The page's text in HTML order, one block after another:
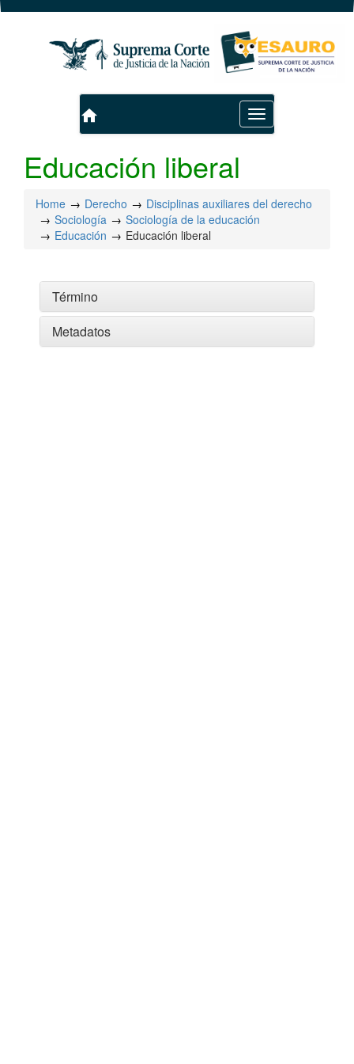
Toggle
navigation
home
Educación liberal
Home Derecho
Disciplinas auxiliares del derecho
Sociología
Sociología de la educación
Educación
Educación liberal
Término
Metadatos